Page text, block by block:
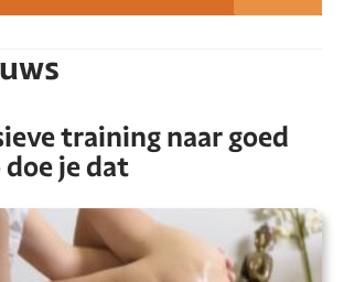
training naar goed
je dat